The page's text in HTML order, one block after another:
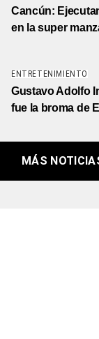
Cancún:
en la super
ENTRETENIMIENTO
Gustavo Adolfo
fue la broma de
MÁS